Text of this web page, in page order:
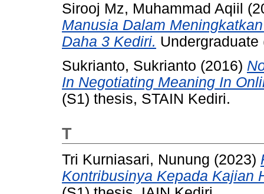
Sirooj Mz, Muhammad Aqiil
Manusia Dalam
Daha 3 Kediri.
Sukrianto, Sukrianto (2016)
In Negotiating Meaning In
(S1) thesis, STAIN Kediri.
T
Tri Kurniasari, Nunung (2023)
Kontribusinya Kepada Kajian